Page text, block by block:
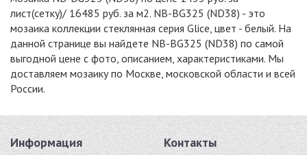
6301 руб. / кв.м.
-10%
стекло 298x298
7546 руб. / кв.м.
-10%
стекло 295x295
7766 руб. / кв.м.
стекло 298x298
7986 руб. / кв.м.
-10%
лист(сетку)/ 16485 руб. за м2. NB-BG325 (ND38) - это
мозаика коллекции стеклянная серия Glice, цвет - белый. На
данной странице вы найдете NB-BG325 (ND38) по самой
выгодной цене с фото, описанием, характеристиками. Мы
доставляем мозаику по Москве, московской области и всей
России.
Информация Контакты